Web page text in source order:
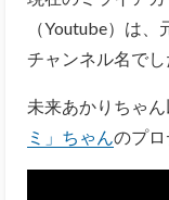
（Youtube）は
チャンネル名でし
未来あかりちゃ
ミ」ちゃん のプロ